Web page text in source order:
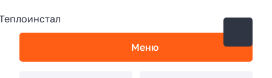
Меню